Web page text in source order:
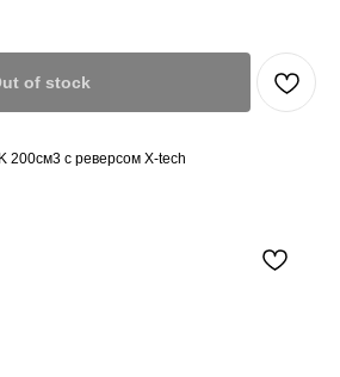
of stock
200см3 с реверсом X-tech